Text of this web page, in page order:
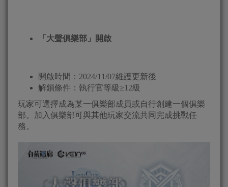
「大聲俱樂部」開啟
開啟時間：2024/11/07維護更新後
解鎖條件：執行官等級≥12級
玩家可選擇成為某一俱樂部成員或自行創建一個俱樂
部。加入俱樂部可與其他玩家交流共同完成挑戰任
務。